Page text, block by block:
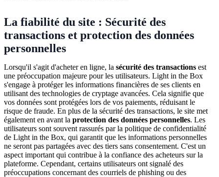
La fiabilité du site : Sécurité des
transactions et protection des données
personnelles
Lorsqu'il s'agit d'acheter en ligne, la sécurité des transactions est
une préoccupation majeure pour les utilisateurs. Light in the Box
s'engage à protéger les informations financières de ses clients en
utilisant des technologies de cryptage avancées. Cela signifie que
vos données sont protégées lors de vos paiements, réduisant le
risque de fraude. En plus de la sécurité des transactions, le site met
également en avant la protection des données personnelles. Les
utilisateurs sont souvent rassurés par la politique de confidentialité
de Light in the Box, qui garantit que les informations personnelles
ne seront pas partagées avec des tiers sans consentement. C'est un
aspect important qui contribue à la confiance des acheteurs sur la
plateforme. Cependant, certains utilisateurs ont signalé des
préoccupations concernant des courriels de phishing ou des